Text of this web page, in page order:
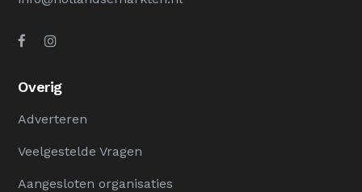
Overig
Adverteren
Veelgestelde Vragen
Aangesloten organisaties